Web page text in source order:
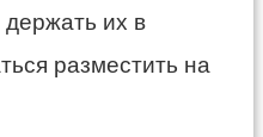
их в
разместить на